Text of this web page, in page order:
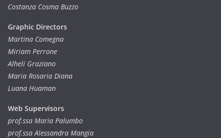
Costanza Cosma Buzzo
Graphic Directors
Martina Comegna
Miriam Perrone
Alheli Graziano
Maria Rosaria Diana
Luana Huaman
Web Supervisors
prof.ssa Maria Palumbo
prof.ssa Alessandra Mangia